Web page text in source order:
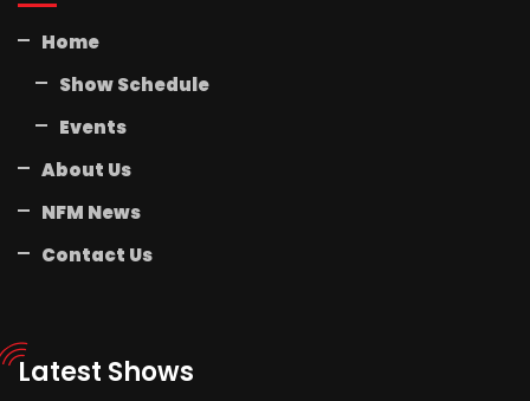
Home
Show Schedule
Events
About Us
NFM News
Contact Us
Latest Shows